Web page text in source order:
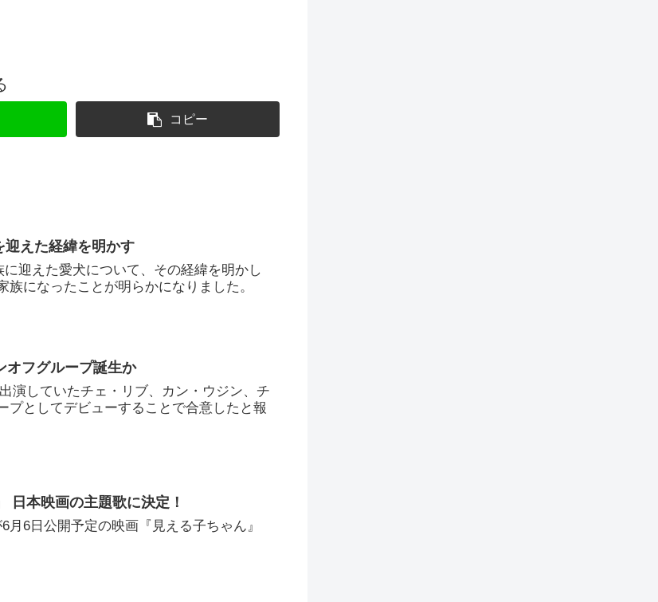
コピー
えた経緯を明かす
迎えた愛犬について、その経緯を明かし
になったことが明らかになりました。
オフグループ誕生か
演していたチェ・リブ、カン・ウジン、チ
プとしてデビューすることで合意したと報
日本映画の主題歌に決定！
月6日公開予定の映画『見える子ちゃん』